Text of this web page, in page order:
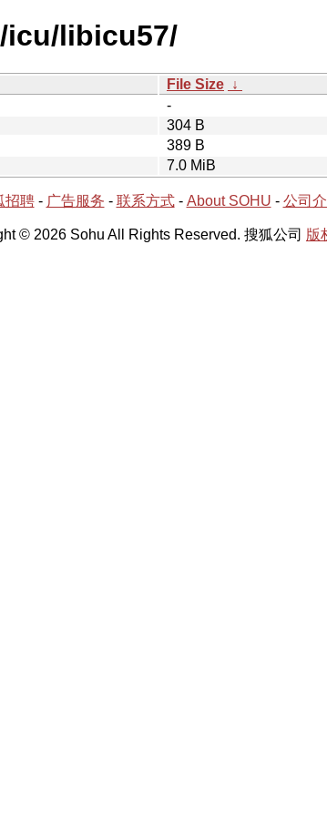
icu/libicu57/
File Size ↓
-
304 B
389 B
7.0 MiB
招聘- 广告服务 - 联系方式- About SOHU - 公司
© 2026 Sohu All Rights Reserved. 搜狐公司 版